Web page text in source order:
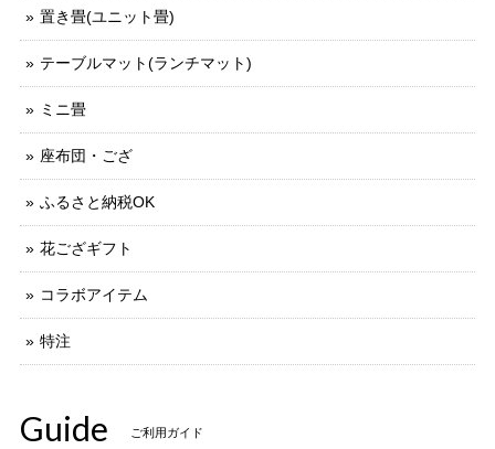
置き畳(ユニット畳)
テーブルマット(ランチマット)
ミニ畳
座布団・ござ
ふるさと納税OK
花ござギフト
コラボアイテム
特注
Guide ご利用ガイド